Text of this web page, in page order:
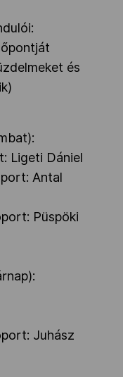
és
Ligeti Dániel
Antal
Püspöki
Juhász